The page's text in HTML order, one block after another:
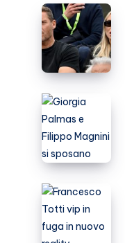
Totti
e
Noemi
vogliono
un
figlio?
Giorgia
Palmas
e
Filippo
Magnini
si
sposano
Francesco
Totti
vip